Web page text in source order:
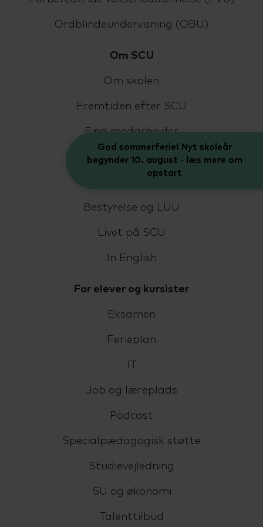
Ordblindeundervisning (OBU)
Om SCU
Om skolen
Fremtiden efter SCU
Find medarbejder
Kontakt
Bestyrelse og LUU
Livet på SCU
In English
For elever og kursister
Eksamen
Ferieplan
Job og læreplads
Podcast
Specialpædagogisk støtte
Studievejledning
SU og økonomi
Talenttilbud
God sommerferie! Nyt skoleår
begynder 10. august - læs mere om
opstart